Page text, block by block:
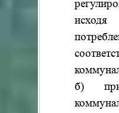
б) при